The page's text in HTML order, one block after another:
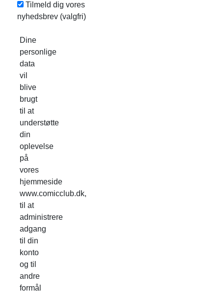
Tilmeld dig vores
nyhedsbrev (valgfri)
Dine
personlige
data
vil
blive
brugt
til at
understøtte
din
oplevelse
på
vores
hjemmeside
www.comicclub.dk,
til at
administrere
adgang
til din
konto
og til
andre
formål